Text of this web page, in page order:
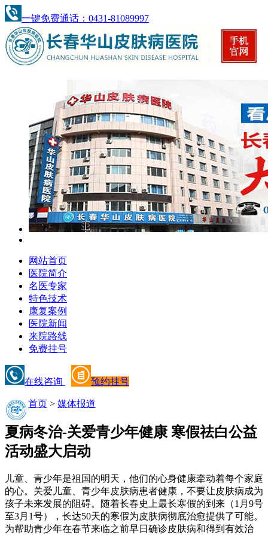
一键免费通话：0431-81089997
网站首页
医院简介
名医专家
特色技术
康复案例
医院新闻
来院路线
免费挂号
在线咨询 预约挂号
首页 > 媒体报道
夏病冬治-关爱青少年健康 寒假祛白公益
活动盛大启动
儿童、青少年是祖国的明天，他们的心身健康牵动着每个家庭
的心。关爱儿童、青少年皮肤病患者健康，不要让皮肤病成为
孩子未来发展的阻碍。随着长春史上最长寒假的到来（1月9号
至3月1号），长达50天的寒假为皮肤病彻底治愈提供了可能。
为帮助青少年在春节来临之前早日确诊皮肤病和得到有效治